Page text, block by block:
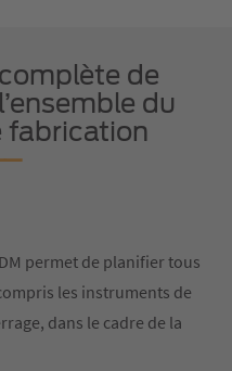
de
du
fabrication
permet de planifier tous
les instruments de
dans le cadre de la